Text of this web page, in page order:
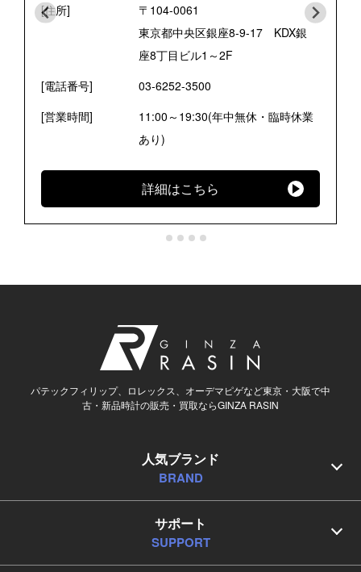
[住所]
〒104-0061
東京都中央区銀座8-9-17 KDX銀
座8丁目ビル1～2F
[電話番号]
03-6252-3500
[営業時間]
11:00～19:30(年中無休・臨時休業
あり)
詳細はこちら
パテックフィリップ、ロレックス、オーデマピゲなど東京・大阪で中
古・新品時計の販売・買取ならGINZA RASIN
人気ブランド
BRAND
サポート
SUPPORT